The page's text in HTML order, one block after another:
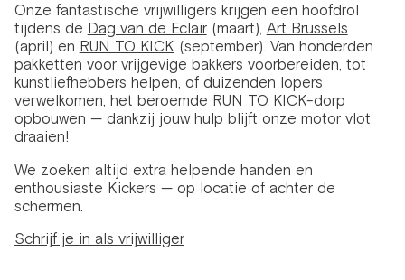
Onze fantastische vrijwilligers krijgen een hoofdrol
tijdens de Dag van de Eclair(maart), Art Brussels
(april) en RUN TO KICK (september). Van honderden
pakketten voor vrijgevige bakkers voorbereiden, tot
kunstliefhebbers helpen, of duizenden lopers
verwelkomen, het beroemde RUN TO KICK-dorp
opbouwen — dankzij jouw hulp blijft onze motor vlot
draaien!
We zoeken altijd extra helpende handen en
enthousiaste Kickers — op locatie of achter de
schermen.
Schrijf je in als vrijwilliger